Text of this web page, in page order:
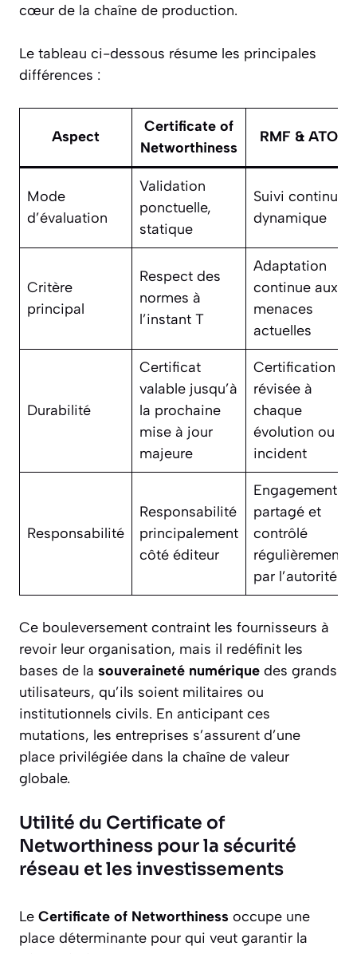
cœur de la chaîne de production.
Le tableau ci-dessous résume les principales
différences :
Aspect
Certificate of
Networthiness
RMF & ATO
Mode
d’évaluation
Validation
ponctuelle,
statique
Suivi continu,
dynamique
Critère
principal
Respect des
normes à
l’instant T
Adaptation
continue aux
menaces
actuelles
Durabilité
Certificat
valable jusqu’à
la prochaine
mise à jour
majeure
Certification
révisée à
chaque
évolution ou
incident
Responsabilité
Responsabilité
principalement
côté éditeur
Engagement
partagé et
contrôlé
régulièrement
par l’autorité
Ce bouleversement contraint les fournisseurs à
revoir leur organisation, mais il redéfinit les
bases de la souveraineté numérique des grands
utilisateurs, qu’ils soient militaires ou
institutionnels civils. En anticipant ces
mutations, les entreprises s’assurent d’une
place privilégiée dans la chaîne de valeur
globale.
Utilité du Certificate of
Networthiness pour la sécurité
réseau et les investissements
Le Certificate of Networthiness occupe une
place déterminante pour qui veut garantir la